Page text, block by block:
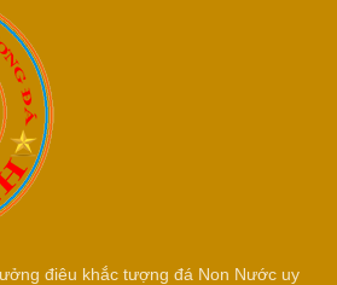
điêu khắc tượng đá Non Nước uy